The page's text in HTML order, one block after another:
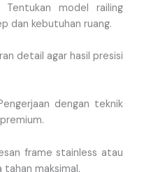
model railing
dan kebutuhan ruang.
detail agar hasil presisi
dengan teknik
frame stainless atau
maksimal.